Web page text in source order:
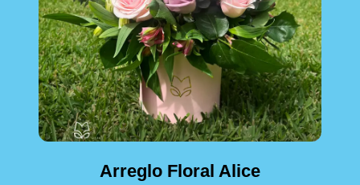
Arreglo Floral Alice